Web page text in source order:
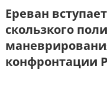
Ереван
скользкого
конфронтации